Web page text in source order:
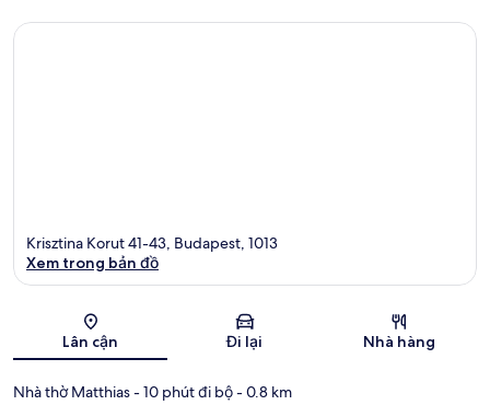
Bản đồ
Krisztina Korut 41-43, Budapest, 1013
Xem trong bản đồ
Lân cận Đi lại Nhà hàng
Nhà thờ Matthias- 10 phút đi bộ- 0.8 km